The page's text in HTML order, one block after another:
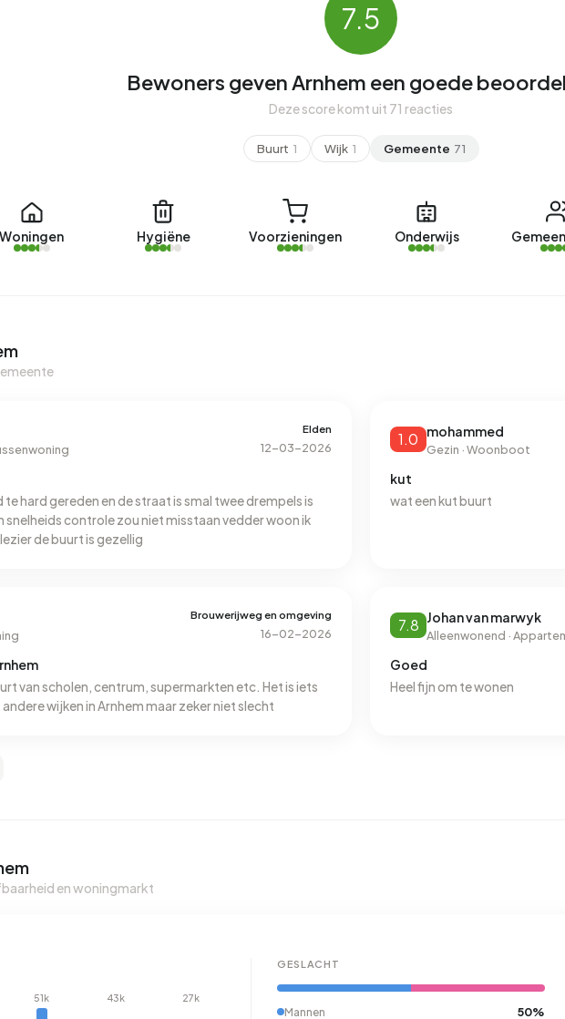
7.5
Bewoners geven Arnhem een goede
Deze score komt uit 71 reacties
Buurt 1 Wijk 1 Gemeente 71
Woningen Hygiëne Voorzieningen Onderwijs
Elden
12-03-2026
te hard gereden en de straat is smal twee drempels is
snelheids controle zou niet misstaan vedder woon ik
de buurt is gezellig
1.0 mohammed
Gezin · Woonboot
kut
wat een kut buurt
Brouwerijweg en omgeving
16-02-2026
van scholen, centrum, supermarkten etc. Het is iets
wijken in Arnhem maar zeker niet slecht
7.8 Johan van marwyk
Alleenwonend ·
Goed
Heel fijn om te wonen
en woningmarkt
51k 43k 27k
GESLACHT
Mannen 50%